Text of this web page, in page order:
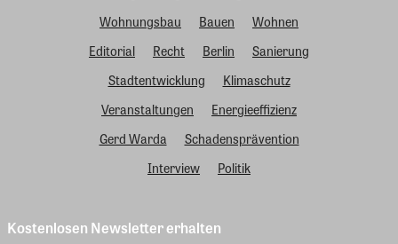
Wohnungsbau
Bauen
Wohnen
Editorial
Recht Berlin
Sanierung
Stadtentwicklung
Klimaschutz
Veranstaltungen
Energieeffizienz
Gerd Warda
Schadensprävention
Interview
Politik
Kostenlosen Newsletter erhalten